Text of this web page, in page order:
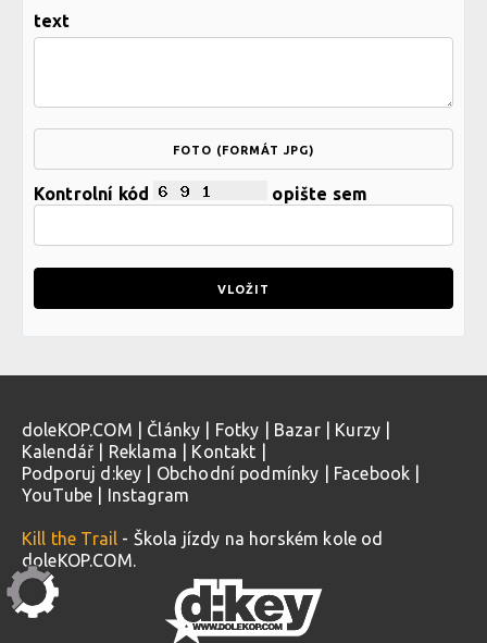
text
FOTO (FORMÁT JPG)
Kontrolní kód opište sem
doleKOP.COM Články Fotky Bazar| Kurzy
Kalendář
Reklama Kontakt
Podporuj d:key
Obchodní podmínky Facebook
YouTube
Instagram
Kill the Trail - Škola jízdy na horském kole od
doleKOP.COM.